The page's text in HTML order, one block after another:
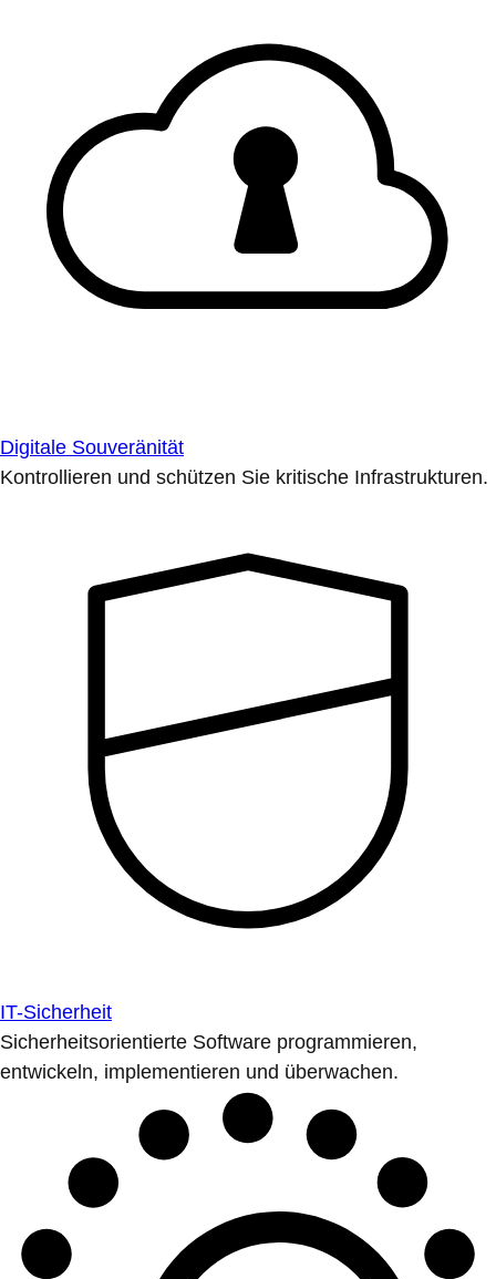
Digitale Souveränität
Kontrollieren und schützen Sie kritische Infrastrukturen.
IT-Sicherheit
Sicherheitsorientierte Software programmieren,
entwickeln, implementieren und überwachen.